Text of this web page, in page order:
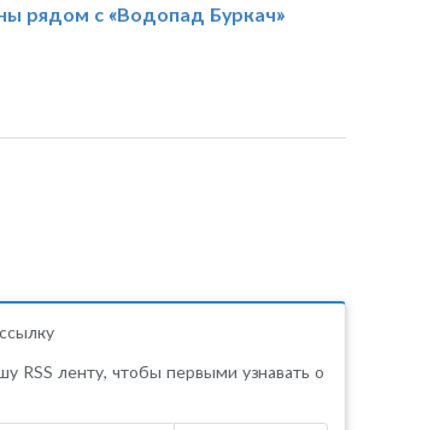
рядом с «Водопад Буркач»
RSS ленту, чтобы первыми узнавать о